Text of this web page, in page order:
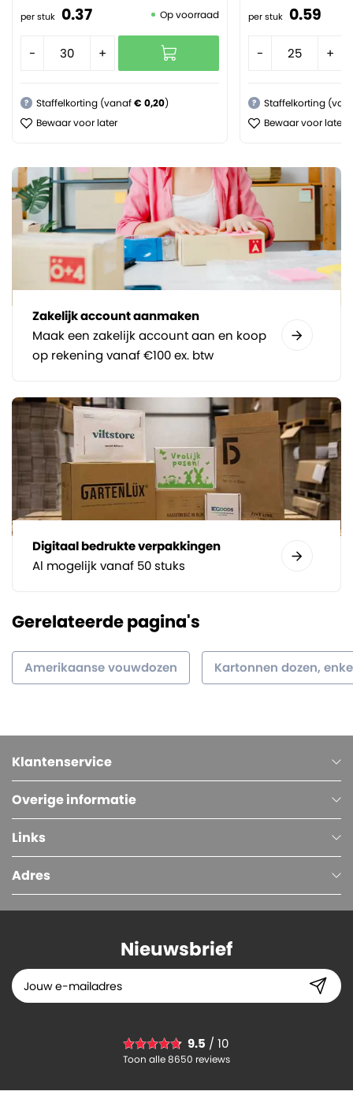
per stuk 0.37 Op voorraad
- +
? Staffelkorting (vanaf€ 0,20)
Bewaar voor later
per stuk 0.59
- +
?
Staffelkorting
Bewaar voor later
Zakelijk account aanmaken
Maak een zakelijk account aan en koop
op rekening vanaf €100 ex. btw
Digitaal bedrukte verpakkingen
Al mogelijk vanaf 50 stuks
Gerelateerde pagina's
Amerikaanse vouwdozen Kartonnen dozen,
Klantenservice
Overige informatie
Links
Adres
Nieuwsbrief
9.5 / 10
Toon alle 8650 reviews